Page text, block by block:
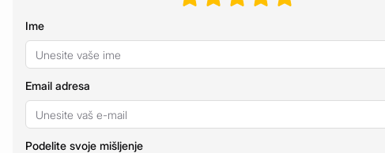
Ime
Email adresa
Podelite svoje mišljenje